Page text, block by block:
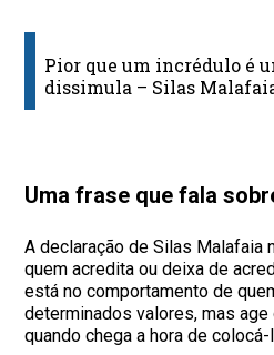
Pior que um incrédulo é
dissimula – Silas
Uma frase que fala
A declaração de Silas Malafaia
quem acredita ou deixa de
está no comportamento de
determinados valores, mas
quando chega a hora de